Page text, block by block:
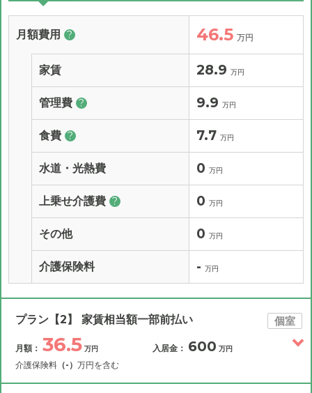
月額費用 ? 46.5 万円
家賃 28.9 万円
管理費 ? 9.9 万円
食費 ? 7.7 万円
水道・光熱費 0 万円
上乗せ介護費 ? 0 万円
その他 0 万円
介護保険料 - 万円
プラン【2】 家賃相当額一部前払い 個室
月額： 36.5 万円
介護保険料 （-） 万円を含む
入居金： 600 万円